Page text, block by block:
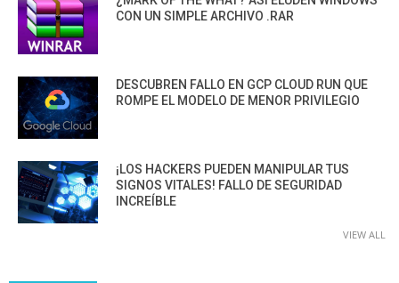
CON UN SIMPLE ARCHIVO .RAR
DESCUBREN FALLO EN GCP CLOUD RUN QUE
ROMPE EL MODELO DE MENOR PRIVILEGIO
¡LOS HACKERS PUEDEN MANIPULAR TUS
SIGNOS VITALES! FALLO DE SEGURIDAD
INCREÍBLE
VIEW ALL